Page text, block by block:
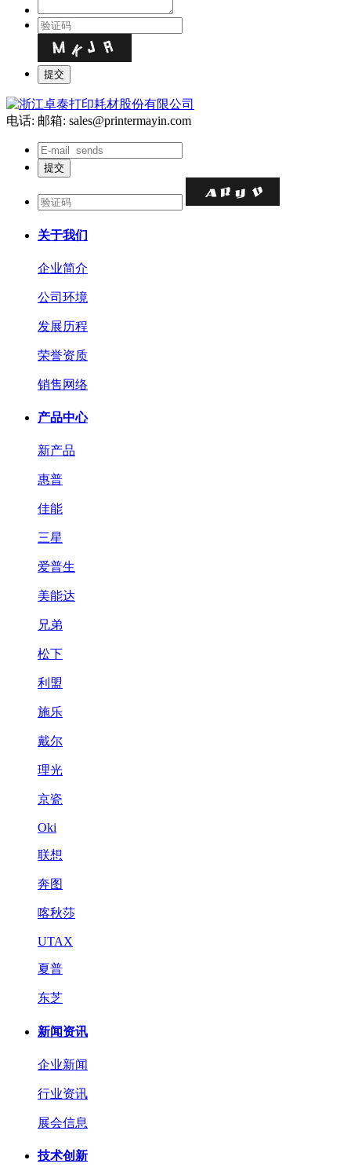
电话: 邮箱: sales@printermayin.com
关于我们
企业简介
公司环境
发展历程
荣誉资质
销售网络
产品中心
新产品
惠普
佳能
三星
爱普生
美能达
兄弟
松下
利盟
施乐
戴尔
理光
京瓷
Oki
联想
奔图
喀秋莎
UTAX
夏普
东芝
新闻资讯
企业新闻
行业资讯
展会信息
技术创新